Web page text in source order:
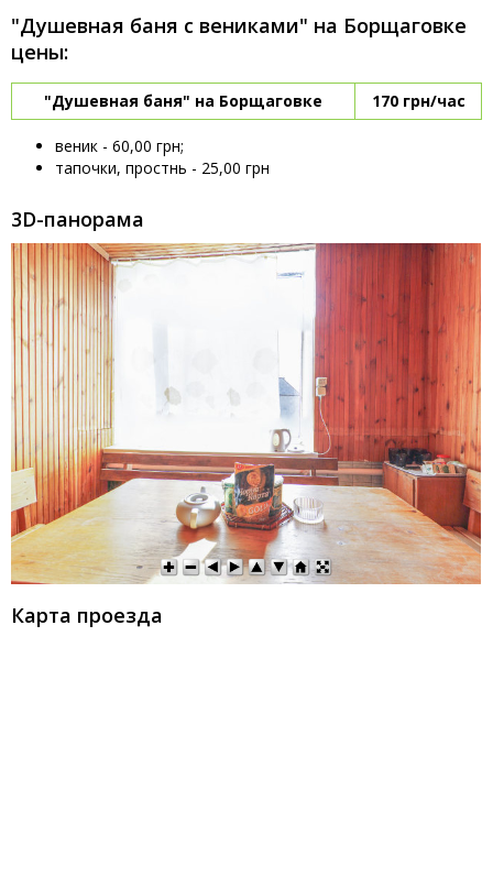
"Душевная баня с вениками" на Борщаговке
цены:
"Душевная баня" на Борщаговке 170 грн/час
веник - 60,00 грн;
тапочки, простнь - 25,00 грн
3D-панорама
Карта проезда